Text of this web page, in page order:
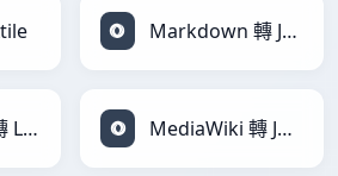
Markdown 轉 JSON
Markdown 轉 LaTeX MediaWiki 轉 JSON